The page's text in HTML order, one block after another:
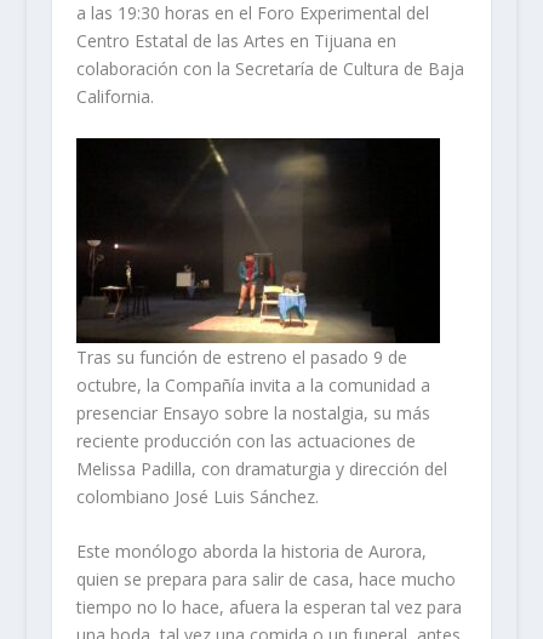
a las 19:30 horas en el Foro Experimental del
Centro Estatal de las Artes en Tijuana en
colaboración con la Secretaría de Cultura de Baja
California.
Tras su función de estreno el pasado 9 de
octubre, la Compañía invita a la comunidad a
presenciar Ensayo sobre la nostalgia, su más
reciente producción con las actuaciones de
Melissa Padilla, con dramaturgia y dirección del
colombiano José Luis Sánchez.
Este monólogo aborda la historia de Aurora,
quien se prepara para salir de casa, hace mucho
tiempo no lo hace, afuera la esperan tal vez para